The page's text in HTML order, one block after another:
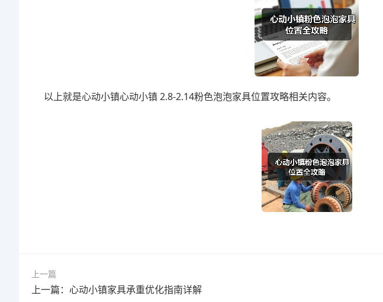
以上就是心动小镇心动小镇 2.8-2.14粉色泡泡家具位置攻略相关内容。
上一篇
上一篇：心动小镇家具承重优化指南详解